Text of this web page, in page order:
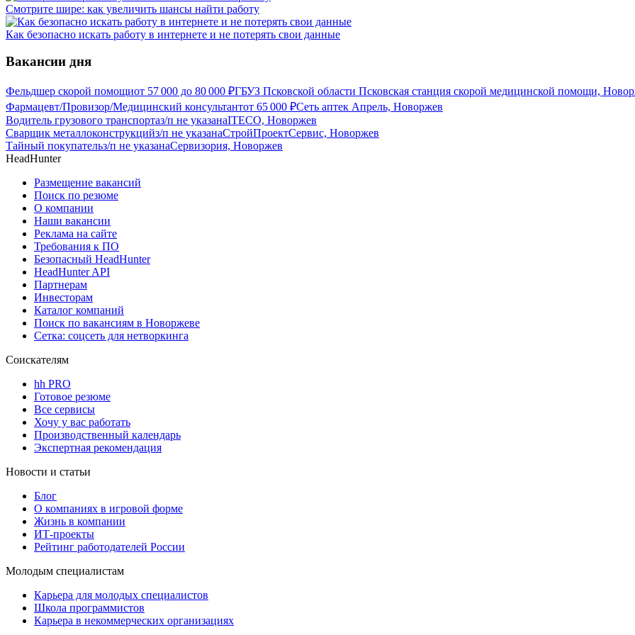
Смотрите шире: как увеличить шансы найти работу
Как безопасно искать работу в интернете и не потерять свои данные
Вакансии дня
Фельдшер скорой помощиот 57 000 до 80 000 ₽ГБУЗ Псковской области Псковская станция скорой медицинской помощи,
Фармацевт/Провизор/Медицинский консультантот 65 000 ₽Сеть аптек Апрель, Новоржев
Водитель грузового транспортаз/п не указанаITECO, Новоржев
Сварщик металлоконструкцийз/п не указанаСтройПроектСервис, Новоржев
Тайный покупательз/п не указанаСервизория, Новоржев
HeadHunter
Размещение вакансий
Поиск по резюме
О компании
Наши вакансии
Реклама на сайте
Требования к ПО
Безопасный HeadHunter
HeadHunter API
Партнерам
Инвесторам
Каталог компаний
Поиск по вакансиям в Новоржеве
Сетка: соцсеть для нетворкинга
Соискателям
hh PRO
Готовое резюме
Все сервисы
Хочу у вас работать
Производственный календарь
Экспертная рекомендация
Новости и статьи
Блог
О компаниях в игровой форме
Жизнь в компании
ИТ-проекты
Рейтинг работодателей России
Молодым специалистам
Карьера для молодых специалистов
Школа программистов
Карьера в некоммерческих организациях